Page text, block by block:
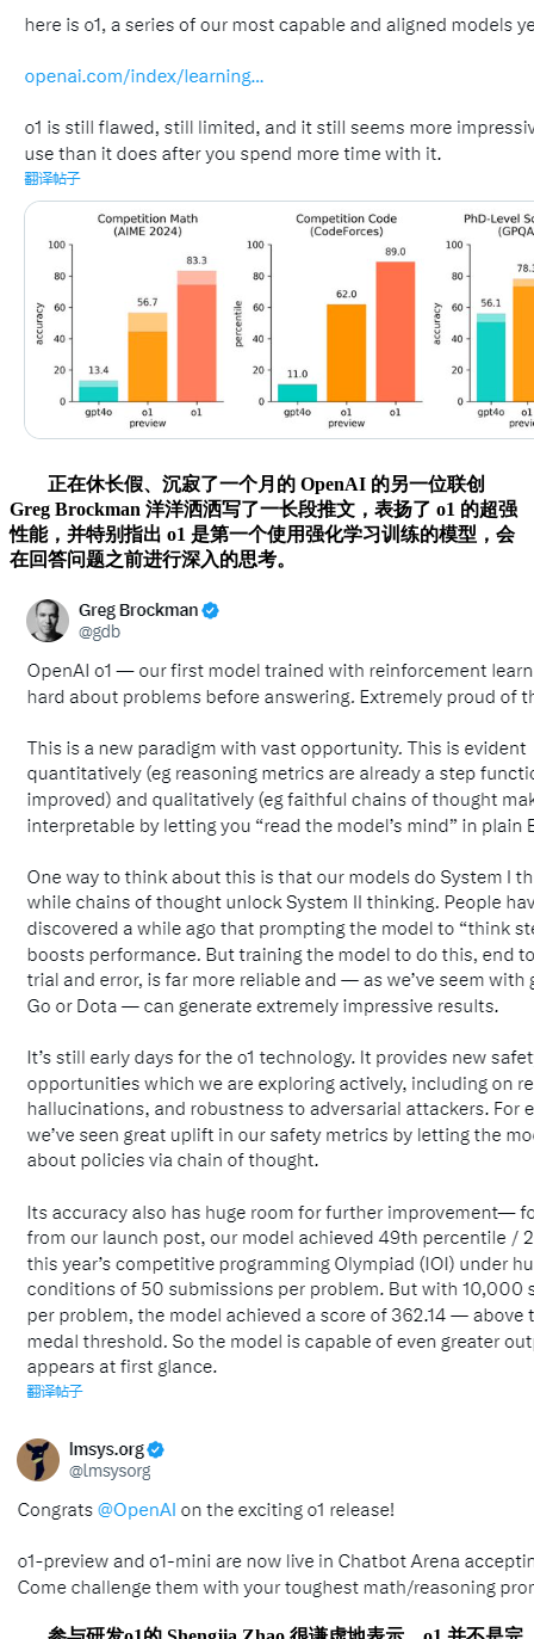
正在休长假、沉寂了一个月的 OpenAI 的另一位联创
Greg Brockman 洋洋洒洒写了一长段推文，表扬了 o1 的超强
性能，并特别指出 o1 是第一个使用强化学习训练的模型，会
在回答问题之前进行深入的思考。